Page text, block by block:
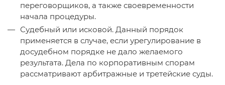
переговорщиков, а также своевременности
начала процедуры.
Судебный или исковой. Данный порядок
применяется в случае, если урегулирование в
досудебном порядке не дало желаемого
результата. Дела по корпоративным спорам
рассматривают арбитражные и третейские суды.